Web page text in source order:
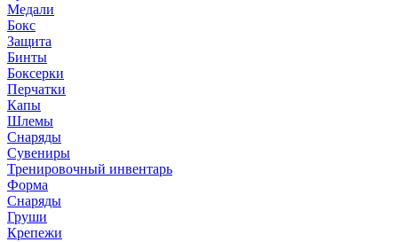
Медали
Бокс
Защита
Бинты
Боксерки
Перчатки
Капы
Шлемы
Снаряды
Сувениры
Тренировочный инвентарь
Форма
Снаряды
Груши
Крепежи